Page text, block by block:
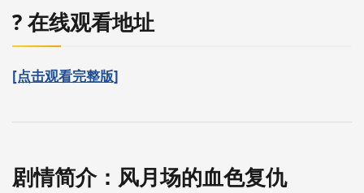
?️ 在线观看地址
[点击观看完整版]
剧情简介：风月场的血色复仇